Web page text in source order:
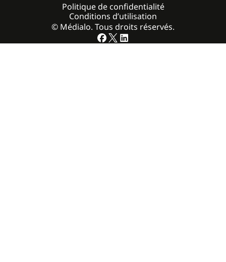
© Médialo. Tous droits réservés.
Politique de confidentialité
Conditions d’utilisation